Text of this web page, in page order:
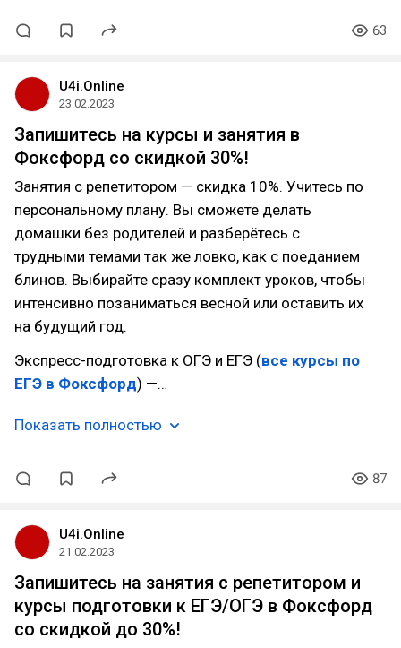
63
U4i.Online
23.02.2023
Запишитесь на курсы и занятия в
Фоксфорд со скидкой 30%!
Занятия с репетитором — скидка 10%. Учитесь по
персональному плану. Вы сможете делать
домашки без родителей и разберётесь с
трудными темами так же ловко, как с поеданием
блинов. Выбирайте сразу комплект уроков, чтобы
интенсивно позаниматься весной или оставить их
на будущий год.
Экспресс-подготовка к ОГЭ и ЕГЭ (все курсы по
ЕГЭ в Фоксфорд) —…
Показать полностью
87
U4i.Online
21.02.2023
Запишитесь на занятия с репетитором и
курсы подготовки к ЕГЭ/ОГЭ в Фоксфорд
со скидкой до 30%!